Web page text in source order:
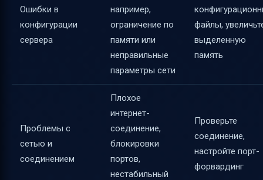
Ошибки в
конфигурации
сервера
например,
ограничение по
памяти или
неправильные
параметры сети
файлы,
выделенную
память
Проблемы с
сетью и
соединением
Плохое
интернет-
соединение,
блокировки
портов,
нестабильный
Проверьте
соединение,
настройте порт-
форвардинг